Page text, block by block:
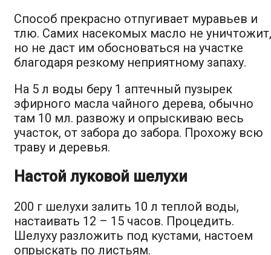
Способ прекрасно отпугивает муравьев и
тлю. Самих насекомых масло не уничтожит,
но не даст им обосноваться на участке
благодаря резкому неприятному запаху.
На 5 л воды беру 1 аптечный пузырек
эфирного масла чайного дерева, обычно
там 10 мл. развожу и опрыскиваю весь
участок, от забора до забора. Прохожу всю
траву и деревья.
Настой луковой шелухи
200 г шелухи залить 10 л теплой воды,
настаивать 12 – 15 часов. Процедить.
Шелуху разложить под кустами, настоем
опрыскать по листьям.